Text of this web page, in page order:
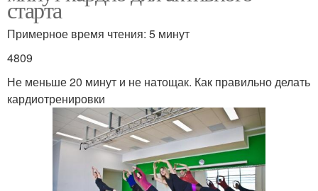
старта
Примерное время чтения: 5 минут
4809
Не меньше 20 минут и не натощак. Как правильно делать
кардиотренировки